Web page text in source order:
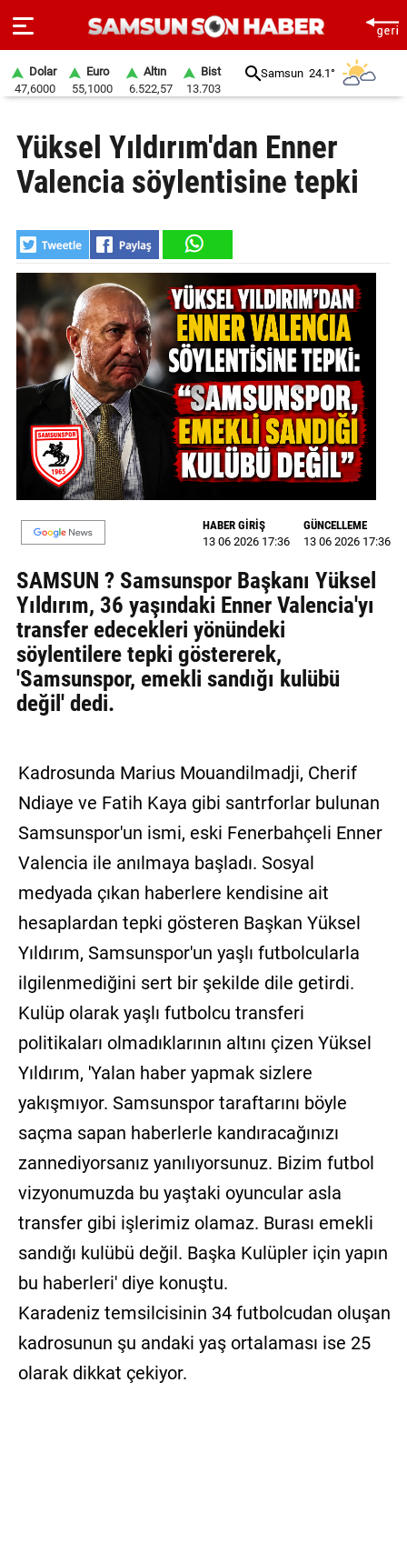
SAYFA
SAMSUN
SAMSUNSPOR
GÜNDEM
SİYASET
EKONOMİ
DÜNYA
MAGAZİN
GALERİ
VİDEO
BİZE
ULAŞIN
Künye
İletişim
Dolar
47,6000
Euro
55,1000
Altın
6.522,57
Bist
13.703
Samsun 24.1°
Yüksel Yıldırım'dan Enner
Valencia söylentisine tepki
HABER GİRİŞ
13 06 2026 17:36
GÜNCELLEME
13 06 2026 17:36
SAMSUN ? Samsunspor Başkanı Yüksel
Yıldırım, 36 yaşındaki Enner Valencia'yı
transfer edecekleri yönündeki
söylentilere tepki göstererek,
'Samsunspor, emekli sandığı kulübü
değil' dedi.
Kadrosunda Marius Mouandilmadji, Cherif
Ndiaye ve Fatih Kaya gibi santrforlar bulunan
Samsunspor'un ismi, eski Fenerbahçeli Enner
Valencia ile anılmaya başladı. Sosyal
medyada çıkan haberlere kendisine ait
hesaplardan tepki gösteren Başkan Yüksel
Yıldırım, Samsunspor'un yaşlı futbolcularla
ilgilenmediğini sert bir şekilde dile getirdi.
Kulüp olarak yaşlı futbolcu transferi
politikaları olmadıklarının altını çizen Yüksel
Yıldırım, 'Yalan haber yapmak sizlere
yakışmıyor. Samsunspor taraftarını böyle
saçma sapan haberlerle kandıracağınızı
zannediyorsanız yanılıyorsunuz. Bizim futbol
vizyonumuzda bu yaştaki oyuncular asla
transfer gibi işlerimiz olamaz. Burası emekli
sandığı kulübü değil. Başka Kulüpler için yapın
bu haberleri' diye konuştu.
Karadeniz temsilcisinin 34 futbolcudan oluşan
kadrosunun şu andaki yaş ortalaması ise 25
olarak dikkat çekiyor.